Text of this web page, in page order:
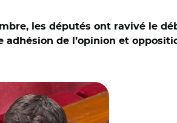
les députés ont ravivé le
de l’opinion et